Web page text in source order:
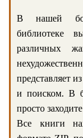
В нашей
библиотеке
различных
представляет
и поиском. В
просто
Все книги